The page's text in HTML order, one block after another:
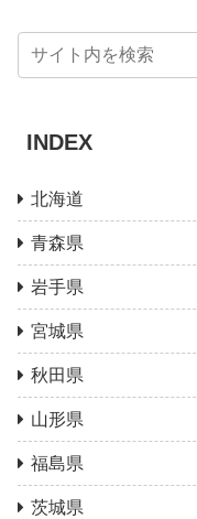
INDEX
北海道
青森県
岩手県
宮城県
秋田県
山形県
福島県
茨城県